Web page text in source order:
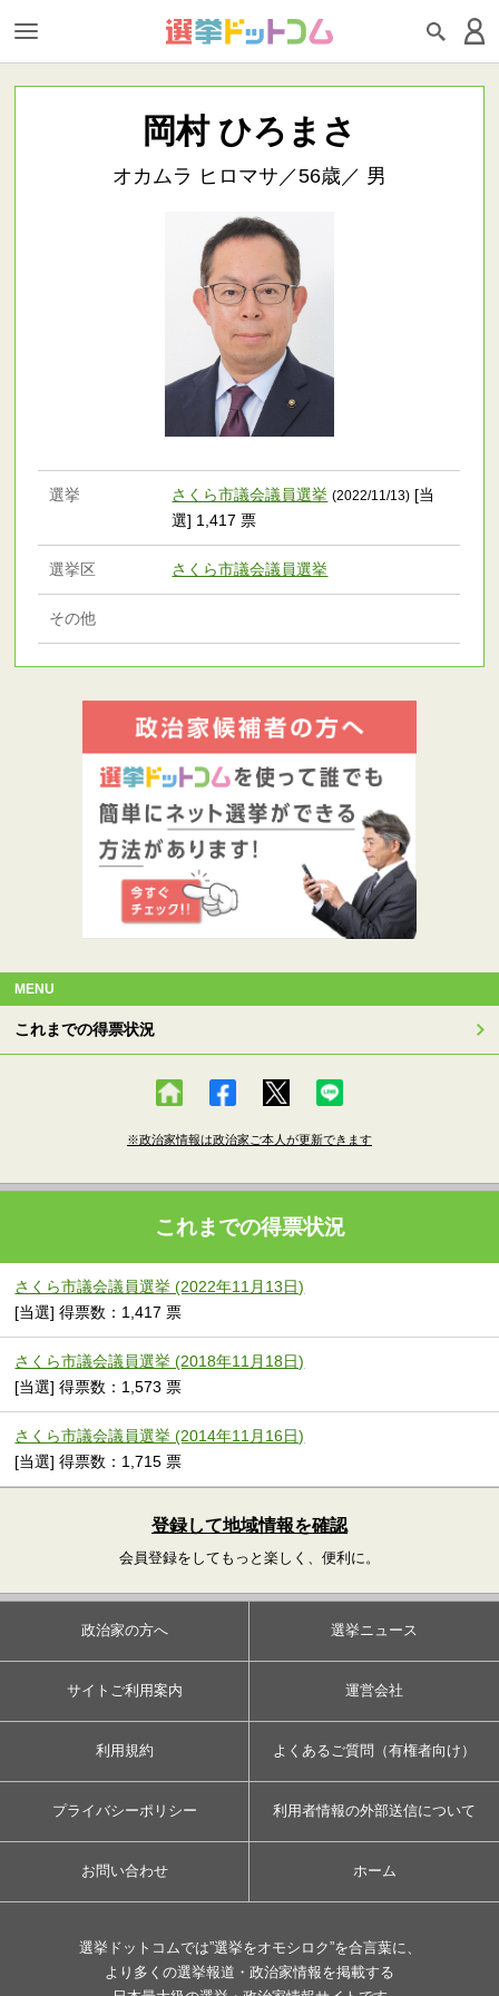
岡村 ひろまさ
オカムラ ヒロマサ／56歳／ 男
選挙 さくら市議会議員選挙 (2022/11/13) [当
選] 1,417 票
選挙区 さくら市議会議員選挙
その他
MENU
これまでの得票状況
※政治家情報は政治家ご本人が更新できます
これまでの得票状況
さくら市議会議員選挙 (2022年11月13日)
[当選] 得票数：1,417 票
さくら市議会議員選挙 (2018年11月18日)
[当選] 得票数：1,573 票
さくら市議会議員選挙 (2014年11月16日)
[当選] 得票数：1,715 票
登録して地域情報を確認
会員登録をしてもっと楽しく、便利に。
政治家の方へ 選挙ニュース
サイトご利用案内 運営会社
利用規約 よくあるご質問（有権者向け）
プライバシーポリシー 利用者情報の外部送信について
お問い合わせ ホーム
選挙ドットコムでは”選挙をオモシロク”を合言葉に、
より多くの選挙報道・政治家情報を掲載する